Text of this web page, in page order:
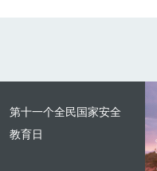
第十一个全民国家安全
教育日